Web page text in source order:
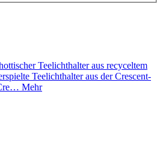
Teelichthalter aus recyceltem
Teelichthalter aus der Crescent-
Mehr